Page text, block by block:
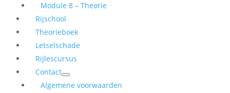
Module 8 – Theorie
Rijschool
Theorieboek
Letselschade
Rijlescursus
Contact
Algemene voorwaarden